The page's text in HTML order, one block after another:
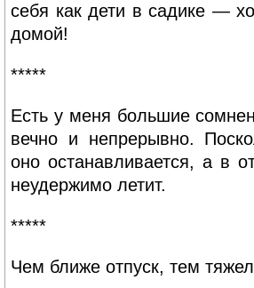
себя как дети в садике —
домой!
*****
Есть у меня большие
вечно и непрерывно.
оно останавливается, а в
неудержимо летит.
*****
Чем ближе отпуск, тем